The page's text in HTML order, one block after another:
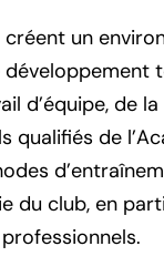
un
d’équipe, de
qualifiés de
du club, en